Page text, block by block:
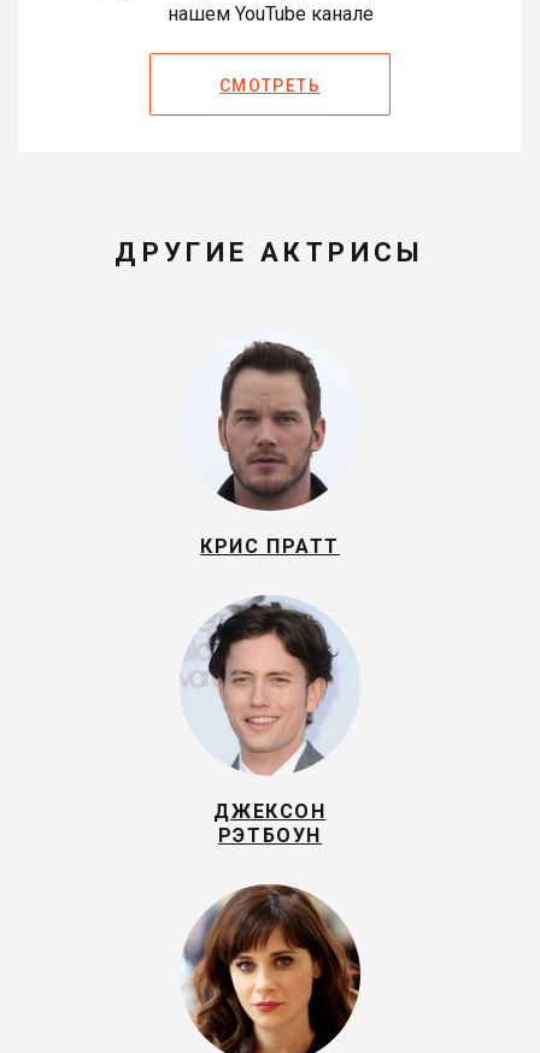
нашем YouTube канале
СМОТРЕТЬ
ДРУГИЕ АКТРИСЫ
КРИС ПРАТТ
ДЖЕКСОН
РЭТБОУН